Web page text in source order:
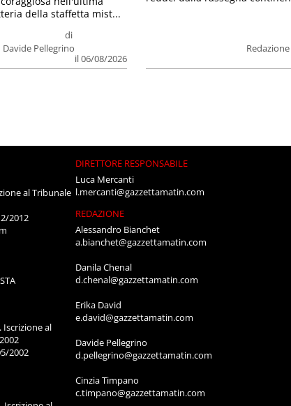
di
Davide Pellegrino
il 06/08/2026
della staffetta mist...
al Tribunale
2012
Iscrizione al
2002
DIRETTORE RESPONSABILE
Luca Mercanti
l.mercanti@gazzettamatin.com
REDAZIONE
Alessandro Bianchet
a.bianchet@gazzettamatin.com
Danila Chenal
d.chenal@gazzettamatin.com
Erika David
e.david@gazzettamatin.com
Davide Pellegrino
d.pellegrino@gazzettamatin.com
Cinzia Timpano
c.timpano@gazzettamatin.com